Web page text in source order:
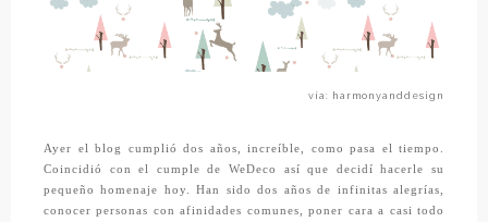
vía: harmonyanddesign
Ayer el blog cumplió dos años, increíble, como pasa el tiempo.
Coincidió con el cumple de WeDeco así que decidí hacerle su
pequeño homenaje hoy. Han sido dos años de infinitas alegrías,
conocer personas con afinidades comunes, poner cara a casi todo